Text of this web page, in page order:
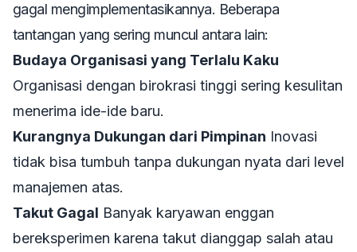
gagal mengimplementasikannya. Beberapa
tantangan yang sering muncul antara lain:
Budaya Organisasi yang Terlalu Kaku
Organisasi dengan birokrasi tinggi sering kesulitan
menerima ide-ide baru.
Kurangnya Dukungan dari Pimpinan Inovasi
tidak bisa tumbuh tanpa dukungan nyata dari level
manajemen atas.
Takut Gagal Banyak karyawan enggan
bereksperimen karena takut dianggap salah atau